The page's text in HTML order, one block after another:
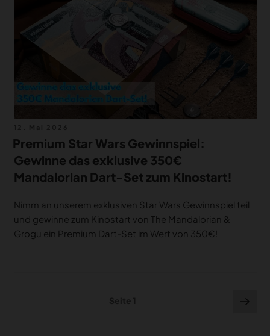
am
Premium Star Wars Gewinnspiel:
Gewinne das exklusive 350€
Mandalorian Dart-Set zum Kinostart!
Nimm an unserem exklusiven Star Wars Gewinnspiel teil
und gewinne zum Kinostart von The Mandalorian &
Grogu ein Premium Dart-Set im Wert von 350€!